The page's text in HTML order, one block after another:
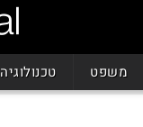
משפט טכנולוגיה